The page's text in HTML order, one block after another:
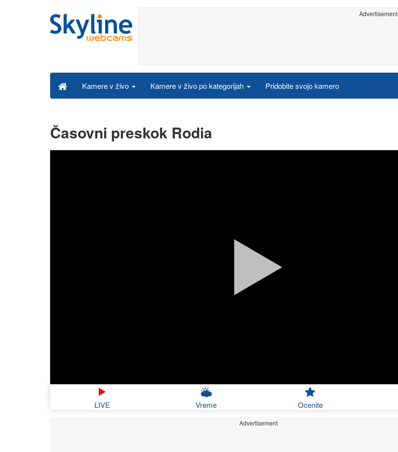
Advertisement
Kamere v živo Kamere v živo po kategorijah Pridobite svojo kamero
Časovni preskok Rodia
LIVE Vreme Ocenite
Advertisement